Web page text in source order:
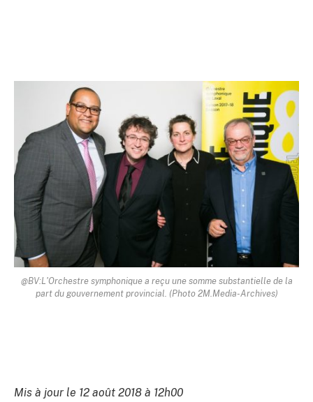
@BV:L'Orchestre symphonique a reçu une somme substantielle de la
part du gouvernement provincial. (Photo 2M.Media-Archives)
Mis à jour le 12 août 2018 à 12h00